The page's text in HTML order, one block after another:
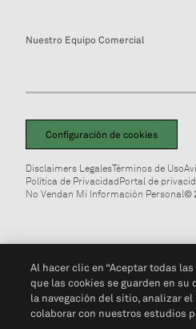
Nuestro Equipo Comercial
Configuración de cookies
Disclaimers LegalesTérminos de Uso
Política de PrivacidadPortal de
No Vendan Mi Información Personal©
Al hacer clic en “Aceptar todas
que las cookies se guarden en
la navegación del sitio, analizar el
colaborar con nuestros estudios